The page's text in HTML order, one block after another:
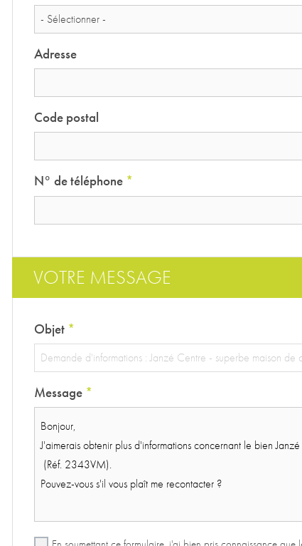
- Sélectionner -
Adresse
Code postal
N° de téléphone *
VOTRE MESSAGE
Objet *
Message *